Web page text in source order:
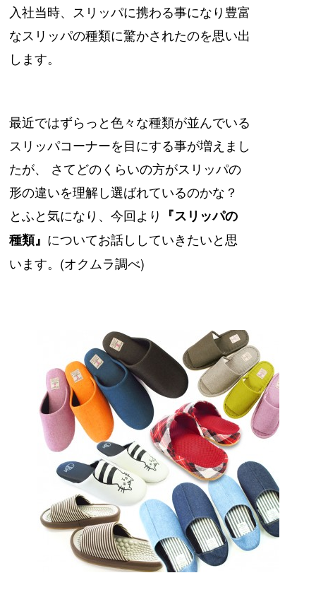
入社当時、スリッパに携わる事になり豊富
なスリッパの種類に驚かされたのを思い出
します。
最近ではずらっと色々な種類が並んでいる
スリッパコーナーを目にする事が増えまし
たが、 さてどのくらいの方がスリッパの
形の違いを理解し選ばれているのかな？
とふと気になり、今回より 『スリッパの
種類』 についてお話ししていきたいと思
います。(オクムラ調べ)